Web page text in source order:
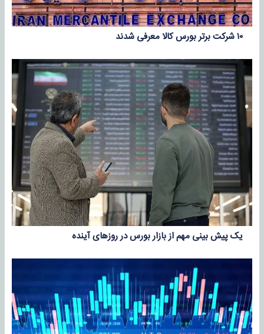
۱۰ شرکت برتر بورس کالا معرفی شدند
یک پیش بینی مهم از بازار بورس در روز‌های آینده